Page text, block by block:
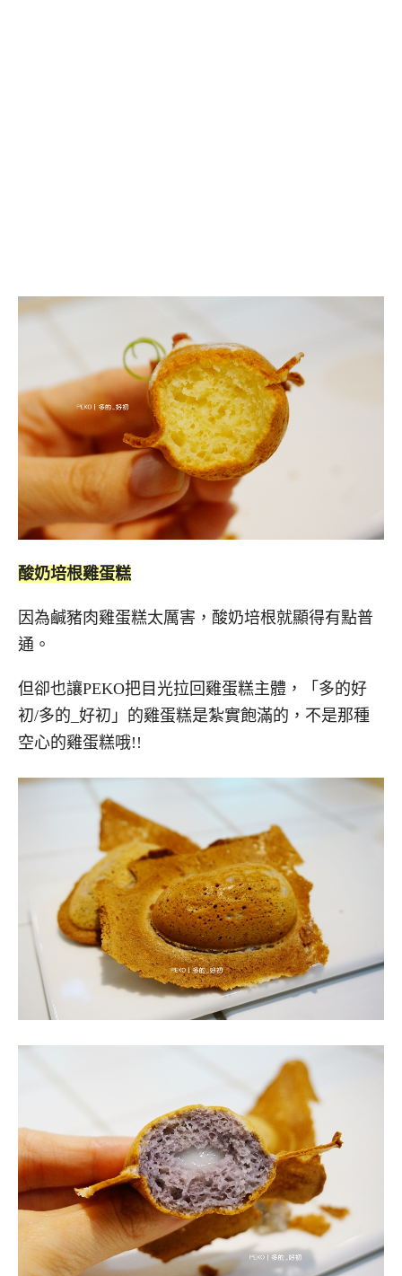
酸奶培根雞蛋糕
因為鹹豬肉雞蛋糕太厲害，酸奶培根就顯得有點普
通。
但卻也讓PEKO把目光拉回雞蛋糕主體，「多的好
初/多的_好初」的雞蛋糕是紮實飽滿的，不是那種
空心的雞蛋糕哦!!